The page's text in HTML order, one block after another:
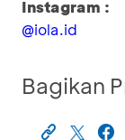
Instagram :
@iola.id
Bagikan